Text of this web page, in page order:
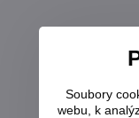
Soubory
webu, k